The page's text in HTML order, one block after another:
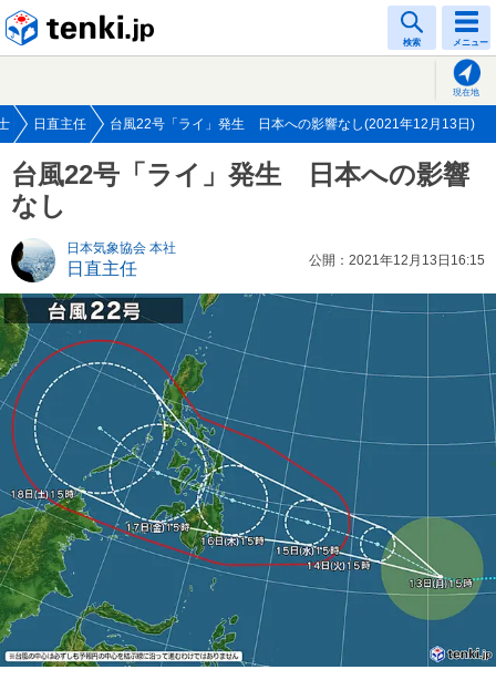
検索 メニュー
現在地
日直主任 台風22号「ライ」発生 日本への影響なし(2021年12月13日)
台風22号「ライ」発生 日本への影響
なし
日本気象協会 本社
日直主任 公開：2021年12月13日16:15